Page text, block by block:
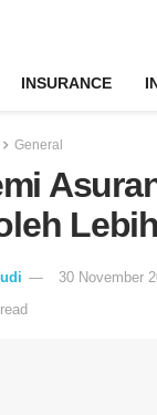
INSURANCE
General
30 November